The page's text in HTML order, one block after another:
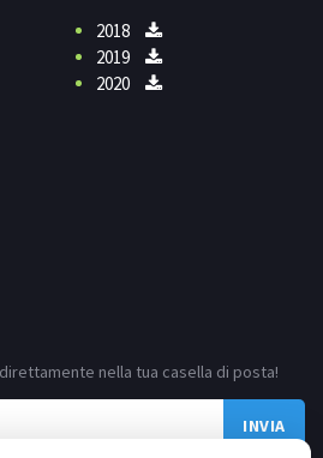
2018
2019
2020
nella tua casella di posta!